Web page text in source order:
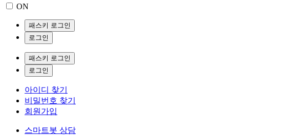
ON
패스키 로그인
로그인
패스키 로그인
로그인
아이디 찾기
비밀번호 찾기
회원가입
스마트봇 상담